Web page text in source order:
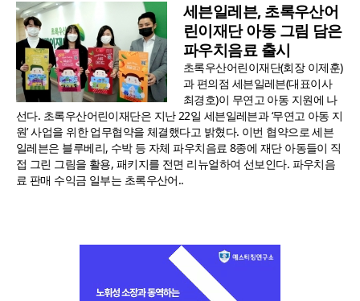
세븐일레븐, 초록우산어
린이재단 아동 그림 담은
파우치음료 출시
초록우산어린이재단(회장 이제훈)
과 편의점 세븐일레븐(대표이사
최경호)이 무연고 아동 지원에 나
선다. 초록우산어린이재단은 지난 22일 세븐일레븐과 ‘무연고 아동 지
원’ 사업을 위한 업무협약을 체결했다고 밝혔다. 이번 협약으로 세븐
일레븐은 블루베리, 수박 등 자체 파우치음료 8종에 재단 아동들이 직
접 그린 그림을 활용, 패키지를 전면 리뉴얼하여 선보인다. 파우치음
료 판매 수익금 일부는 초록우산어..